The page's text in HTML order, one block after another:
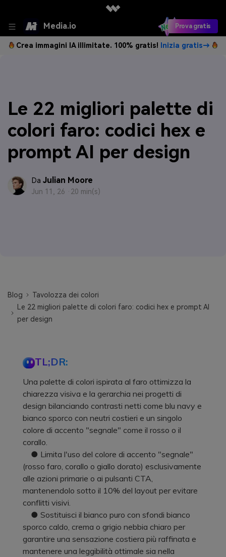
Media.io Prova gratis
Crea immagini IA illimitate. 100% gratis! Inizia gratis→
Le 22 migliori palette di
colori faro: codici hex e
prompt AI per design
Da Julian Moore
Jun 11, 26 · 20 min(s)
Blog
Tavolozza dei colori
Le 22 migliori palette di colori faro: codici hex e prompt AI
per design
TL;DR:
Una palette di colori ispirata al faro ottimizza la
chiarezza visiva e la gerarchia nei progetti di
design bilanciando contrasti netti come blu navy e
bianco sporco con neutri costieri e un singolo
colore di accento "segnale" come il rosso o il
corallo.
● Limita l'uso del colore di accento "segnale"
(rosso faro, corallo o giallo dorato) esclusivamente
alle azioni primarie o ai pulsanti CTA,
mantenendolo sotto il 10% del layout per evitare
conflitti visivi.
● Sostituisci il bianco puro con sfondi bianco
sporco caldo, crema o grigio nebbia chiaro per
garantire una sensazione costiera più raffinata e
mantenere una leggibilità ottimale sia nella